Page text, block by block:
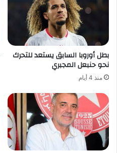
بطل أوروبا السابق يستعد للتحرك
نحو حنبعل المجبري
منذ 4 أيام